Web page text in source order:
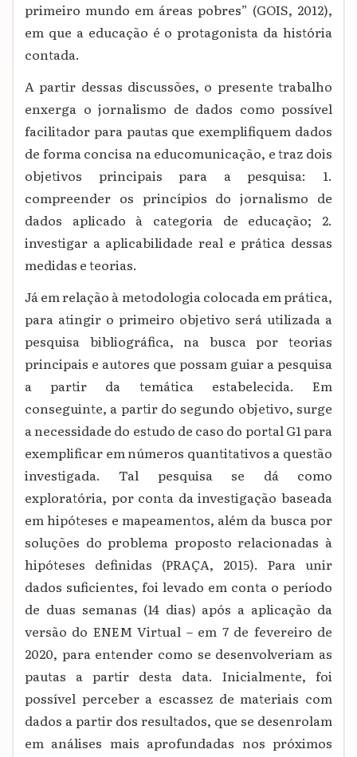
primeiro mundo em áreas pobres” (GOIS, 2012),
em que a educação é o protagonista da história
contada.
A partir dessas discussões, o presente trabalho
enxerga o jornalismo de dados como possível
facilitador para pautas que exemplifiquem dados
de forma concisa na educomunicação, e traz dois
objetivos principais para a pesquisa: 1.
compreender os princípios do jornalismo de
dados aplicado à categoria de educação; 2.
investigar a aplicabilidade real e prática dessas
medidas e teorias.
Já em relação à metodologia colocada em prática,
para atingir o primeiro objetivo será utilizada a
pesquisa bibliográfica, na busca por teorias
principais e autores que possam guiar a pesquisa
a partir da temática estabelecida. Em
conseguinte, a partir do segundo objetivo, surge
a necessidade do estudo de caso do portal G1 para
exemplificar em números quantitativos a questão
investigada. Tal pesquisa se dá como
exploratória, por conta da investigação baseada
em hipóteses e mapeamentos, além da busca por
soluções do problema proposto relacionadas à
hipóteses definidas (PRAÇA, 2015). Para unir
dados suficientes, foi levado em conta o período
de duas semanas (14 dias) após a aplicação da
versão do ENEM Virtual – em 7 de fevereiro de
2020, para entender como se desenvolveriam as
pautas a partir desta data. Inicialmente, foi
possível perceber a escassez de materiais com
dados a partir dos resultados, que se desenrolam
em análises mais aprofundadas nos próximos